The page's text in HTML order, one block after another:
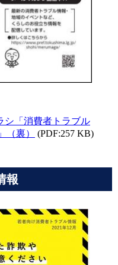
シ「消費者トラブル
（裏）
(PDF:257 KB)
報